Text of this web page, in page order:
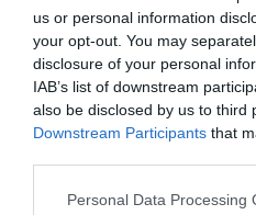
us or personal information
your opt-out. You may
disclosure of your personal
IAB’s list of downstream
also be disclosed by us to third
Downstream Participants that
Personal Data Processing